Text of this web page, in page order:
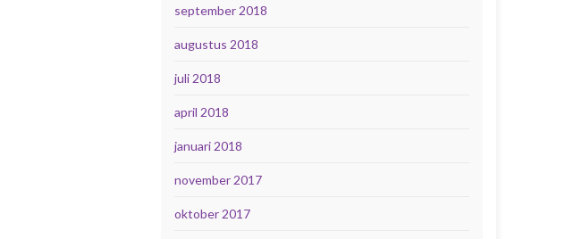
september 2018
augustus 2018
juli 2018
april 2018
januari 2018
november 2017
oktober 2017